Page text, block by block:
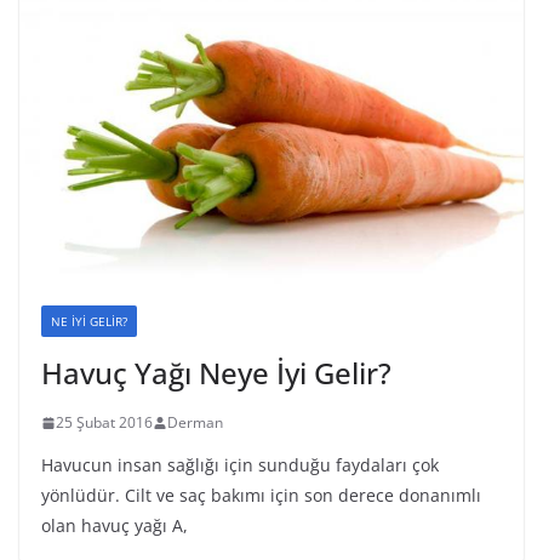
NE İYİ GELİR?
Havuç Yağı Neye İyi Gelir?
25 Şubat 2016 Derman
Havucun insan sağlığı için sunduğu faydaları çok
yönlüdür. Cilt ve saç bakımı için son derece donanımlı
olan havuç yağı A,